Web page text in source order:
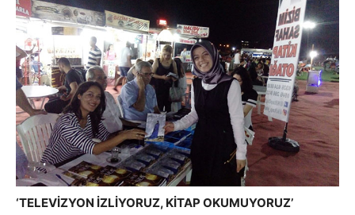
‘TELEVİZYON İZLİYORUZ, KİTAP OKUMUYORUZ’